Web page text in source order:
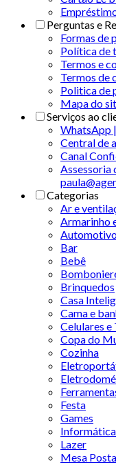
Perguntas e
Formas de
Política de
Termos e
Termos de
Politica de
Mapa do
Serviços ao
WhatsApp
Central de
Canal
Assessoria
Categorias
Ar e
Armarinho
Bar
Bebê
Brinquedos
Casa
Cama e
Celulares e
Copa do
Cozinha
Festa
Games
Informática
Lazer
Mesa Posta